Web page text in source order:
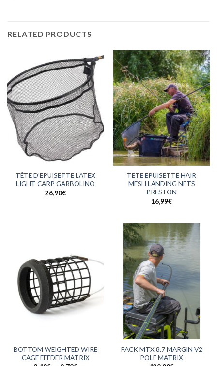
RELATED PRODUCTS
TÊTE D’EPUISETTE LATEX
LIGHT CARP GARBOLINO
26,90€
TETE EPUISETTE HAIR
MESH LANDING NETS
PRESTON
16,99€
BOTTOM WEIGHTED WIRE
CAGE FEEDER MATRIX
PACK MTX 8.7 MARGIN V2
POLE MATRIX